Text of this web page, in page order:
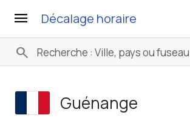
menu Décalage horaire
search
Guénange